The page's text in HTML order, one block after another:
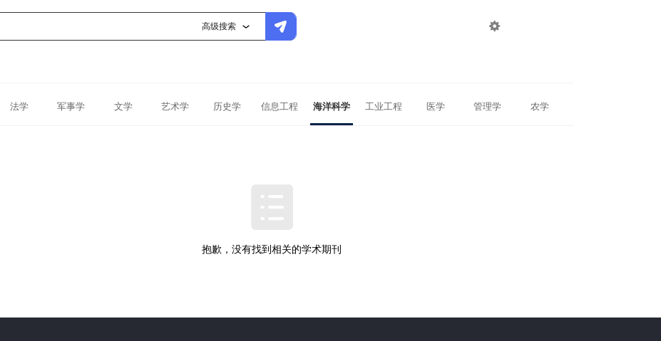
高级搜索 
法学 军事学 文学 艺术学 历史学 信息工程 海洋科学 工业工程 医学 管理学 农学
抱歉，没有找到相关的学术期刊